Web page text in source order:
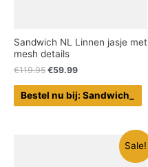
Sandwich NL Linnen jasje met
mesh details
€119.95 €59.99
Bestel nu bij: Sandwich_
Sale!